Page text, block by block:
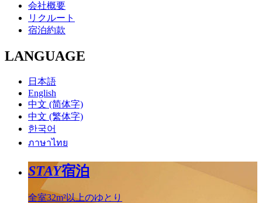
会社概要
リクルート
宿泊約款
LANGUAGE
日本語
English
中文 (简体字)
中文 (繁体字)
한국어
ภาษาไทย
STAY宿泊
全室32m²以上のゆとり